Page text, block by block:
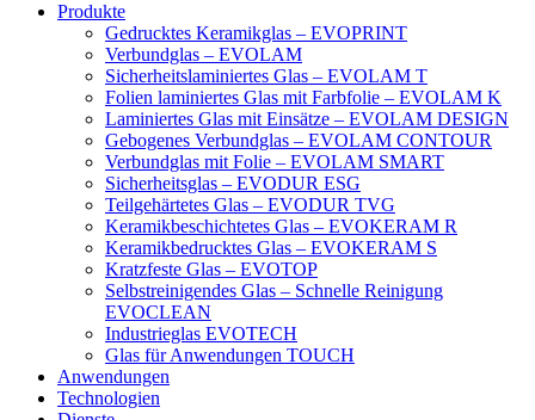
Produkte
Gedrucktes Keramikglas – EVOPRINT
Verbundglas – EVOLAM
Sicherheitslaminiertes Glas – EVOLAM T
Folien laminiertes Glas mit Farbfolie – EVOLAM K
Laminiertes Glas mit Einsätze – EVOLAM DESIGN
Gebogenes Verbundglas – EVOLAM CONTOUR
Verbundglas mit Folie – EVOLAM SMART
Sicherheitsglas – EVODUR ESG
Teilgehärtetes Glas – EVODUR TVG
Keramikbeschichtetes Glas – EVOKERAM R
Keramikbedrucktes Glas – EVOKERAM S
Kratzfeste Glas – EVOTOP
Selbstreinigendes Glas – Schnelle Reinigung
EVOCLEAN
Industrieglas EVOTECH
Glas für Anwendungen TOUCH
Anwendungen
Technologien